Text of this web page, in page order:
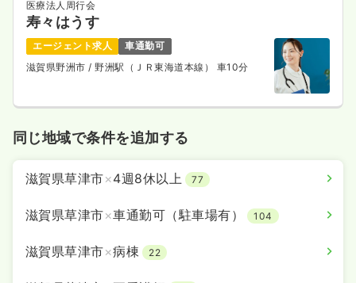
医療法人周行会
寿々はうす
エージェント求人
車通勤可
滋賀県野洲市 / 野洲駅（ＪＲ東海道本線） 車10分
同じ地域で条件を追加する
滋賀県草津市×4週8休以上 77
滋賀県草津市×車通勤可（駐車場有） 104
滋賀県草津市×病棟 22